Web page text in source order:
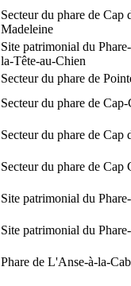
Secteur du phare de Cap
Madeleine
Site patrimonial du
la-Tête-au-Chien
Secteur du phare de
Secteur du phare de Cap-
Secteur du phare de Cap
Secteur du phare de Cap
Site patrimonial du
Site patrimonial du
Phare de L'Anse-à-la-